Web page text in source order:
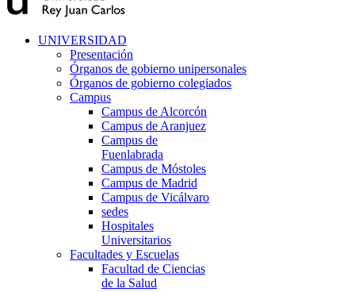
UNIVERSIDAD
Presentación
Órganos de gobierno unipersonales
Órganos de gobierno colegiados
Campus
Campus de Alcorcón
Campus de Aranjuez
Campus de
Fuenlabrada
Campus de Móstoles
Campus de Madrid
Campus de Vicálvaro
sedes
Hospitales
Universitarios
Facultades y Escuelas
Facultad de Ciencias
de la Salud